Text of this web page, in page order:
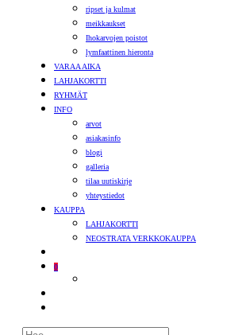
ripset ja kulmat
meikkaukset
Ihokarvojen poistot
lymfaattinen hieronta
VARAA AIKA
LAHJAKORTTI
RYHMÄT
INFO
arvot
asiakasinfo
blogi
galleria
tilaa uutiskirje
yhteystiedot
KAUPPA
LAHJAKORTTI
NEOSTRATA VERKKOKAUPPA
0